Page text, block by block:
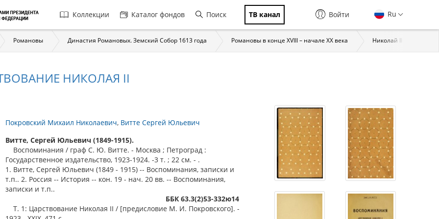
Главная
навигация
Коллекции Каталог фондов Поиск ТВ канал Ru
Войти
Романовы Династия Романовых. Земский Собор 1613 года Романовы в конце XVIII – начале XX века Николай II (1868–1918)
НИКОЛАЯ II
Покровский Михаил Николаевич Витте Сергей Юльевич
Витте, Сергей Юльевич (1849-1915).
Воспоминания / граф С. Ю. Витте. - Москва ; Петроград :
Государственное издательство, 1923-1924. -3 т. ; 22 см. - .
1. Витте, Сергей Юльевич (1849 - 1915) -- Воспоминания, записки и
т.п.. 2. Россия -- История -- кон. 19 - нач. 20 вв. -- Воспоминания,
записки и т.п..
ББК 63.3(2)53-332ю14
Т. 1: Царствование Николая II / [предисловие М. И. Покровского]. -